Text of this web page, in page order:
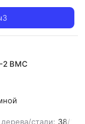
3
2 BMC
стали: 38/10